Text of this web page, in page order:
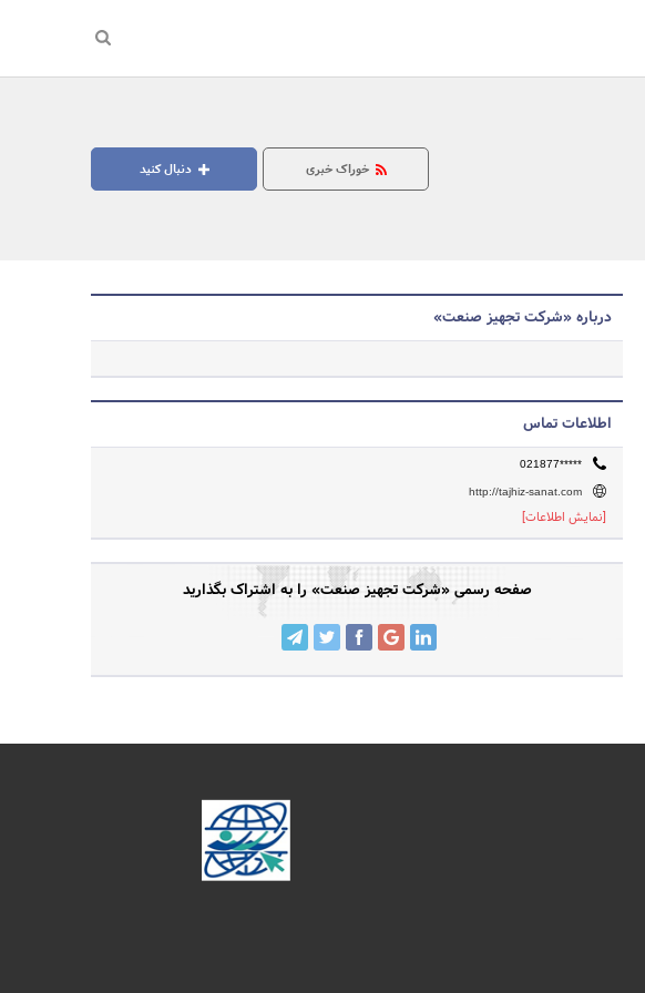
جستجو
دنبال کنید خوراک خبری
درباره «شرکت تجهیز صنعت»
اطلاعات تماس
021877*****
http://tajhiz-sanat.com
[نمایش اطلاعات]
صفحه رسمی «شرکت تجهیز صنعت» را به اشتراک بگذارید